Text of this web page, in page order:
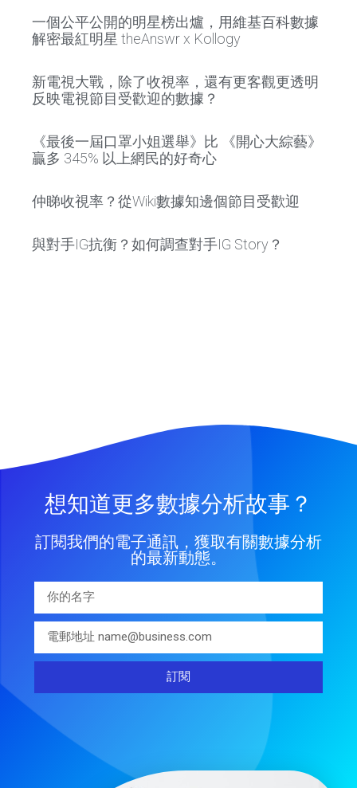
一個公平公開的明星榜出爐，用維基百科數據
解密最紅明星 theAnswr x Kollogy
新電視大戰，除了收視率，還有更客觀更透明
反映電視節目受歡迎的數據？
《最後一屆口罩小姐選舉》比 《開心大綜藝》
贏多 345% 以上網民的好奇心
仲睇收視率？從Wiki數據知邊個節目受歡迎
與對手IG抗衡？如何調查對手IG Story？
想知道更多數據分析故事？
訂閱我們的電子通訊，獲取有關數據分析
的最新動態。
訂閱